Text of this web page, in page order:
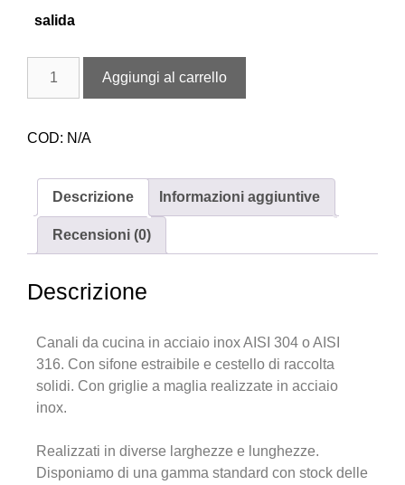
salida
Aggiungi al carrello
COD: N/A
Descrizione Informazioni aggiuntive
Recensioni (0)
Descrizione
Canali da cucina in acciaio inox AISI 304 o AISI
316. Con sifone estraibile e cestello di raccolta
solidi. Con griglie a maglia realizzate in acciaio
inox.
Realizzati in diverse larghezze e lunghezze.
Disponiamo di una gamma standard con stock delle